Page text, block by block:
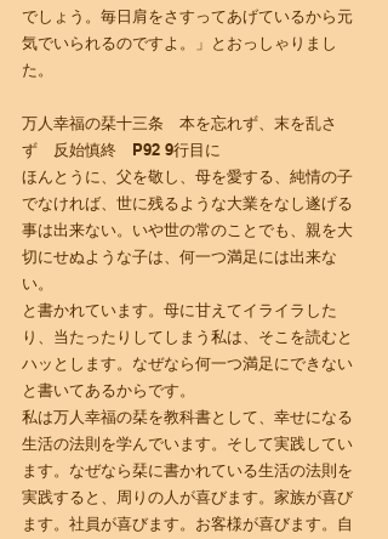
でしょう。毎日肩をさすってあげているから元
気でいられるのですよ。」とおっしゃりまし
た。
万人幸福の栞十三条　本を忘れず、末を乱さ
ず　反始慎終　P92 9行目に
ほんとうに、父を敬し、母を愛する、純情の子
でなければ、世に残るような大業をなし遂げる
事は出来ない。いや世の常のことでも、親を大
切にせぬような子は、何一つ満足には出来な
い。
と書かれています。母に甘えてイライラした
り、当たったりしてしまう私は、そこを読むと
ハッとします。なぜなら何一つ満足にできない
と書いてあるからです。
私は万人幸福の栞を教科書として、幸せになる
生活の法則を学んでいます。そして実践してい
ます。なぜなら栞に書かれている生活の法則を
実践すると、周りの人が喜びます。家族が喜び
ます。社員が喜びます。お客様が喜びます。自